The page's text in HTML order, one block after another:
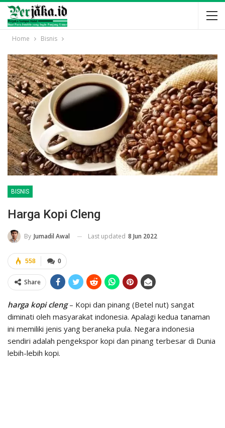
Home Bisnis
BISNIS
Harga Kopi Cleng
By Jumadil Awal Last updated 8 Jun 2022
0
558
Share
harga kopi cleng– Kopi dan pinang (Betel nut) sangat
diminati oleh masyarakat indonesia. Apalagi kedua tanaman
ini memiliki jenis yang beraneka pula. Negara indonesia
sendiri adalah pengekspor kopi dan pinang terbesar di Dunia
lebih-lebih kopi.